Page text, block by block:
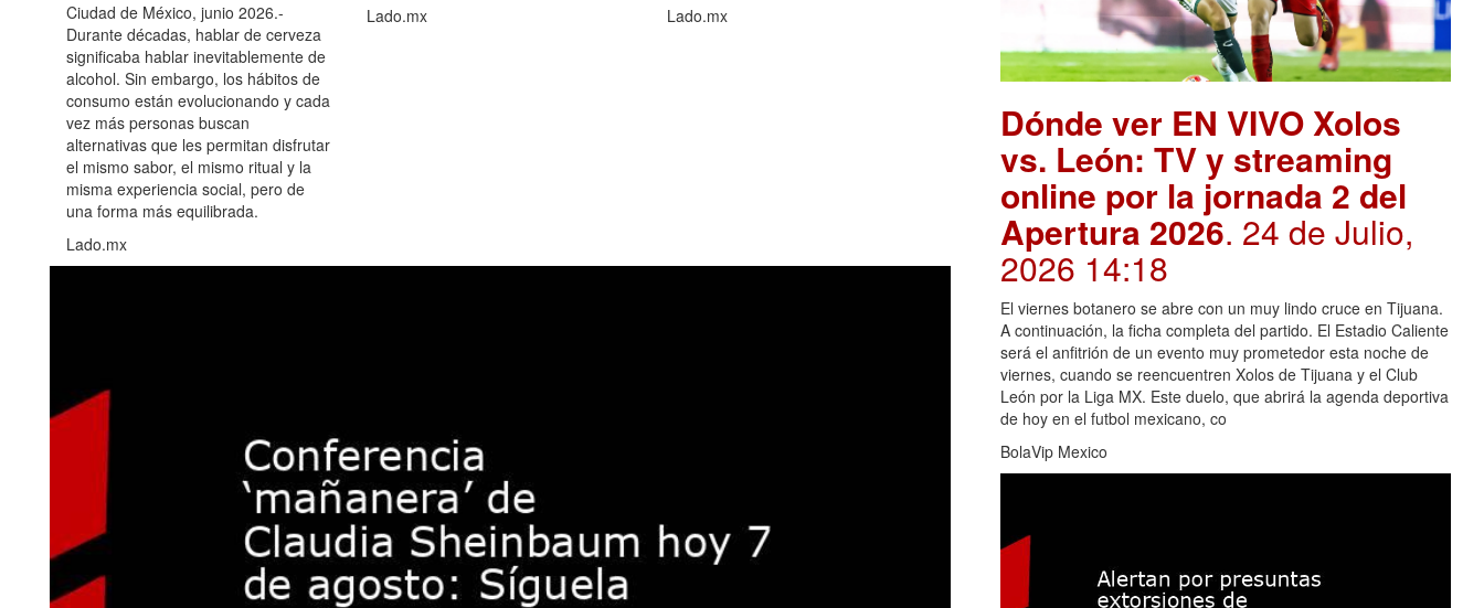
Ciudad de México, junio 2026.-
Durante décadas, hablar de cerveza
significaba hablar inevitablemente de
alcohol. Sin embargo, los hábitos de
consumo están evolucionando y cada
vez más personas buscan
alternativas que les permitan disfrutar
el mismo sabor, el mismo ritual y la
misma experiencia social, pero de
una forma más equilibrada.
Lado.mx
Lado.mx
Lado.mx
Dónde ver EN VIVO Xolos
vs. León: TV y streaming
online por la jornada 2 del
Apertura 2026. 24 de Julio,
2026 14:18
El viernes botanero se abre con un muy lindo cruce en Tijuana.
A continuación, la ficha completa del partido. El Estadio Caliente
será el anfitrión de un evento muy prometedor esta noche de
viernes, cuando se reencuentren Xolos de Tijuana y el Club
León por la Liga MX. Este duelo, que abrirá la agenda deportiva
de hoy en el futbol mexicano, co
BolaVip Mexico